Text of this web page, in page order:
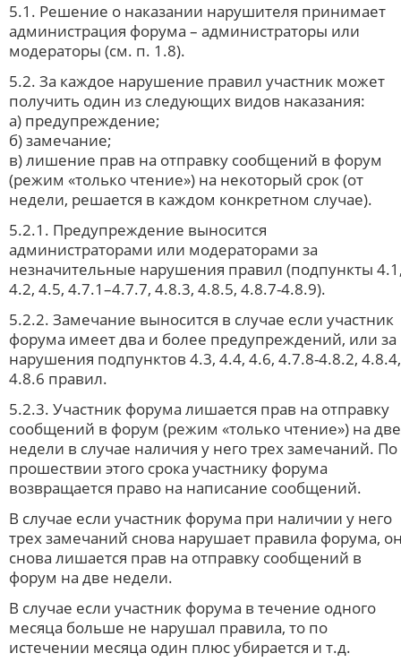
5.1. Решение о наказании нарушителя принимает
администрация форума – администраторы или
модераторы (см. п. 1.8).
5.2. За каждое нарушение правил участник может
получить один из следующих видов наказания:
а) предупреждение;
б) замечание;
в) лишение прав на отправку сообщений в форум
(режим «только чтение») на некоторый срок (от
недели, решается в каждом конкретном случае).
5.2.1. Предупреждение выносится
администраторами или модераторами за
незначительные нарушения правил (подпункты
4.2, 4.5, 4.7.1–4.7.7, 4.8.3, 4.8.5, 4.8.7-4.8.9).
5.2.2. Замечание выносится в случае если участник
форума имеет два и более предупреждений, или за
нарушения подпунктов 4.3, 4.4, 4.6, 4.7.8-4.8.2, 4.8.4,
4.8.6 правил.
5.2.3. Участник форума лишается прав на отправку
сообщений в форум (режим «только чтение») на две
недели в случае наличия у него трех замечаний. По
прошествии этого срока участнику форума
возвращается право на написание сообщений.
В случае если участник форума при наличии у него
трех замечаний снова нарушает правила форума,
снова лишается прав на отправку сообщений в
форум на две недели.
В случае если участник форума в течение одного
месяца больше не нарушал правила, то по
истечении месяца один плюс убирается и т.д.